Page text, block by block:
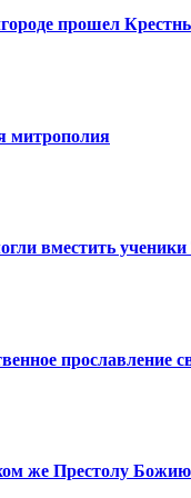
прошел
митрополия
вместить
прославление
же Престолу Божию